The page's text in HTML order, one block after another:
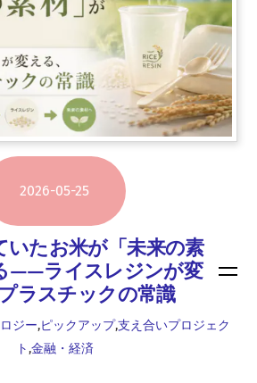
2026-05-25
いたお米が「未来の素
——ライスレジンが変
ラスチックの常識
ジー,ピックアップ,支え合いプロジェク
ト,金融・経済